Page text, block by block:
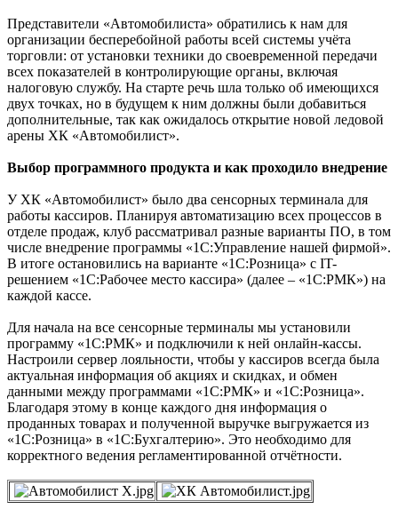
Представители «Автомобилиста» обратились к нам для
организации бесперебойной работы всей системы учёта
торговли: от установки техники до своевременной передачи
всех показателей в контролирующие органы, включая
налоговую службу. На старте речь шла только об имеющихся
двух точках, но в будущем к ним должны были добавиться
дополнительные, так как ожидалось открытие новой ледовой
арены ХК «Автомобилист».
Выбор программного продукта и как проходило внедрение
У ХК «Автомобилист» было два сенсорных терминала для
работы кассиров. Планируя автоматизацию всех процессов в
отделе продаж, клуб рассматривал разные варианты ПО, в том
числе внедрение программы «1С:Управление нашей фирмой».
В итоге остановились на варианте «1С:Розница» с IT-
решением «1С:Рабочее место кассира» (далее – «1С:РМК») на
каждой кассе.
Для начала на все сенсорные терминалы мы установили
программу «1С:РМК» и подключили к ней онлайн-кассы.
Настроили сервер лояльности, чтобы у кассиров всегда была
актуальная информация об акциях и скидках, и обмен
данными между программами «1С:РМК» и «1С:Розница».
Благодаря этому в конце каждого дня информация о
проданных товарах и полученной выручке выгружается из
«1С:Розница» в «1С:Бухгалтерию». Это необходимо для
корректного ведения регламентированной отчётности.